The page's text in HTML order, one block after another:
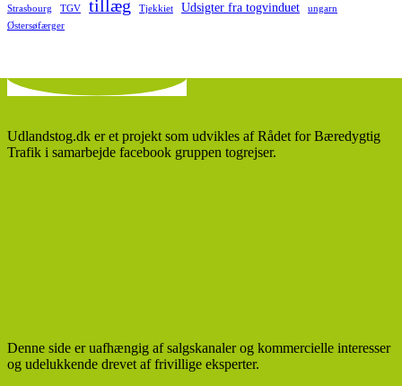
Strasbourg TGV tillæg Tjekkiet Udsigter fra togvinduet
ungarn
Østersøfærger
Udlandstog.dk er et projekt som udvikles af Rådet for Bæredygtig
Trafik i samarbejde facebook gruppen togrejser.
Denne side er uafhængig af salgskanaler og kommercielle interesser
og udelukkende drevet af frivillige eksperter.